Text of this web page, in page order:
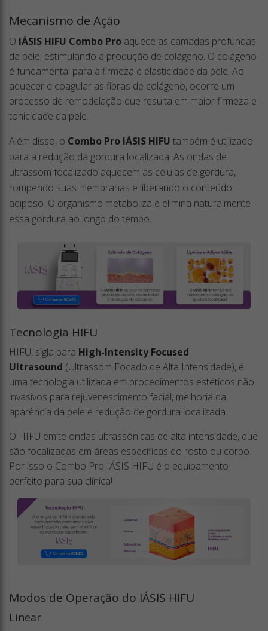
Mecanismo de Ação
O IÁSIS HIFU Combo Pro aquece as camadas profundas
da pele, estimulando a produção de colágeno. O colágeno
é fundamental para a firmeza e elasticidade da pele. Ao
aquecer e coagular as fibras de colágeno, ocorre um
processo de remodelação que resulta em maior firmeza e
tonicidade da pele.
Além disso, o Combo Pro IÁSIS HIFU também é utilizado
para a redução da gordura localizada. As ondas de
ultrassom focalizado aquecem as células de gordura,
rompendo suas membranas e liberando o conteúdo
adiposo. O organismo metaboliza e elimina naturalmente
essa gordura ao longo do tempo.
Tecnologia HIFU
HIFU, sigla para High-Intensity Focused
Ultrasound (Ultrassom Focado de Alta Intensidade), é
uma tecnologia utilizada em procedimentos estéticos não
invasivos para rejuvenescimento facial, melhoria da
aparência da pele e redução de gordura localizada.
O HIFU emite ondas ultrassônicas de alta intensidade, que
são focalizadas em áreas específicas do rosto ou corpo.
Por isso o Combo Pro IÁSIS HIFU é o equipamento
perfeito para sua clínica!
Modos de Operação do IÁSIS HIFU
Linear